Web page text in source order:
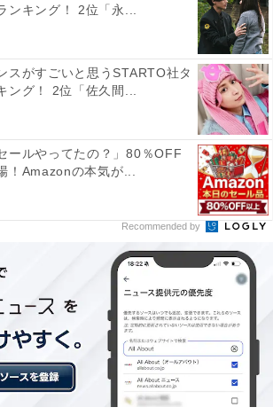
。2024年4月には、ソロアーティスト
『笑顔にドッキューン！』が発売予
めて作詞に挑戦しています。
「歌だけでなくお芝居的な事も上手」
県）、「子供も私も大好きで、たまに
てしまうから」（30代女性／熊本
でかなり長い方ですが、映画等で特別
けて欲しかったです」（30代男性／山
文ママです
くま なかこ プロフィール
ン出身のフリーランスエディター。編
SNS運用担当として月間50本以上のコ
わっています。得意なジャンルはライ
ンキング！ 2位「永...
スがすごいと思うSTARTO社タ
ング！ 2位「佐久間...
ールやってたの？」80％OFF
！Amazonの本気が...
Recommended by